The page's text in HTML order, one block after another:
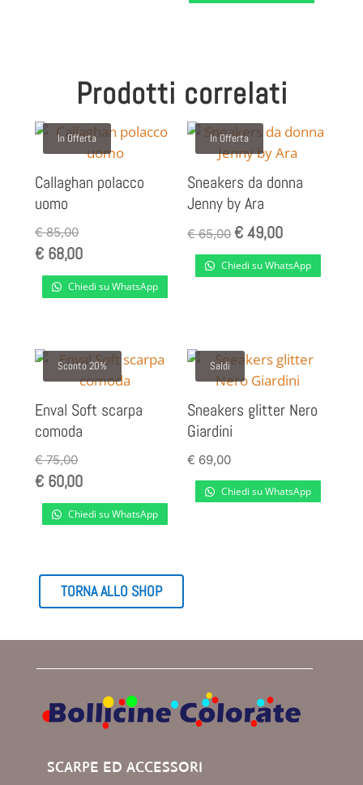
€ 38,00
a
Prodotti correlati
In Offerta
Callaghan polacco
uomo
€85,00
€68,00
Chiedi su WhatsApp
In Offerta
Sneakers da donna
Jenny by Ara
€65,00Il
prezzo
originale
€49,00Il
prezzo
attuale
Chiedi su WhatsApp
Sconto 20%
Enval Soft scarpa
comoda
€75,00
€60,00
Chiedi su WhatsApp
Saldi
Sneakers glitter Nero
Giardini
€ 69,00
Chiedi su WhatsApp
TORNA ALLO SHOP
SCARPE ED ACCESSORI